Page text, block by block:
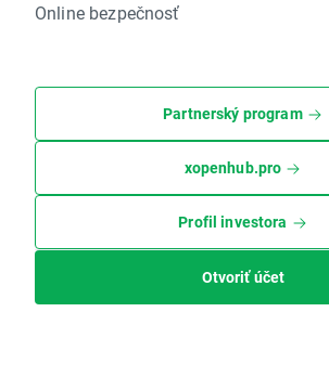
Online bezpečnosť
Partnerský program
xopenhub.pro
Profil investora
Otvoriť účet